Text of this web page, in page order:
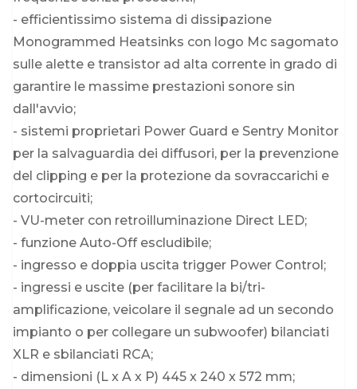
- efficientissimo sistema di dissipazione
Monogrammed Heatsinks con logo Mc sagomato
sulle alette e transistor ad alta corrente in grado di
garantire le massime prestazioni sonore sin
dall'avvio;
- sistemi proprietari Power Guard e Sentry Monitor
per la salvaguardia dei diffusori, per la prevenzione
del clipping e per la protezione da sovraccarichi e
cortocircuiti;
- VU-meter con retroilluminazione Direct LED;
- funzione Auto-Off escludibile;
- ingresso e doppia uscita trigger Power Control;
- ingressi e uscite (per facilitare la bi/tri-
amplificazione, veicolare il segnale ad un secondo
impianto o per collegare un subwoofer) bilanciati
XLR e sbilanciati RCA;
- dimensioni (L x A x P) 445 x 240 x 572 mm;